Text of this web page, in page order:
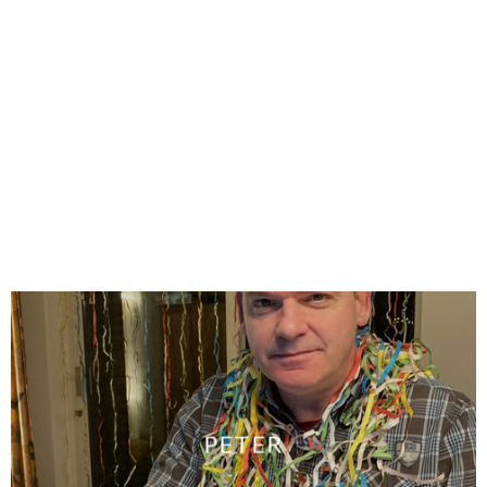
PETER